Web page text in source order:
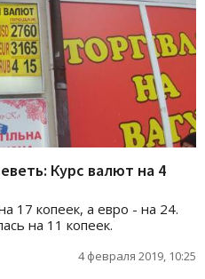
Курс валют на 4
17 копеек, а евро - на 24.
на 11 копеек.
4 февраля 2019, 10:25